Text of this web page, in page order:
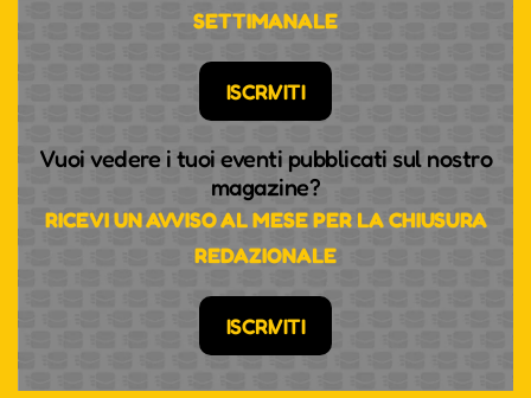
SETTIMANALE
ISCRIVITI
Vuoi vedere i tuoi eventi pubblicati sul nostro
magazine?
RICEVI UN AVVISO AL MESE PER LA CHIUSURA
REDAZIONALE
ISCRIVITI